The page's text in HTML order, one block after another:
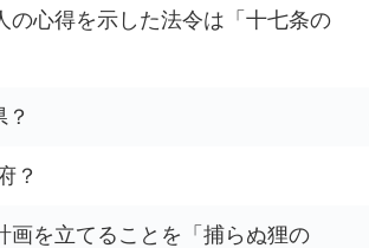
の心得を示した法令は「十七条の
？
画を立てることを「捕らぬ狸の